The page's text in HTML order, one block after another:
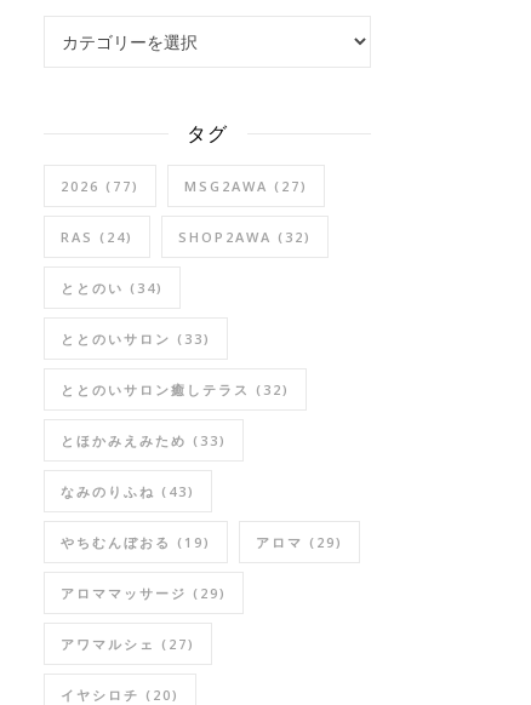
タグ
2026 (77) MSG2AWA (27)
RAS (24) SHOP2AWA (32)
ととのい (34)
ととのいサロン (33)
ととのいサロン癒しテラス (32)
とほかみえみため (33)
なみのりふね (43)
やちむんぼおる (19) アロマ (29)
アロママッサージ (29)
アワマルシェ (27)
イヤシロチ (20)